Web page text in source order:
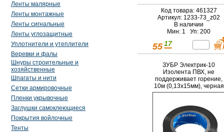
Ленты малярные
Ленты монтажные
Ленты сигнальные
Ленты углозащитные
Уплотнители и утеплители
Веревки и фалы
Шнуры строительные и
хозяйственные
Шпагаты и нити
Сетки армировочные
Пленки укрывочные
Заглушки самоклеющиеся
Покрытия войлочные
Тенты
Код товара: 461327
Артикул: 1233-73_z02
В наличии
Мин: 1 Уп: 200
55 17
ЗУБР Электрик-10
Изолента ПВХ, не
поддерживает горение,
10м (0,13х15мм), черная